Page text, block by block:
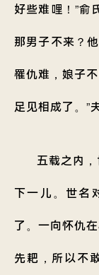
好些难哩！”俞
那男子不来？
罹仇难，娘子
足见相成了。”
五载之内
下一儿。世名
了。一向怀仇
先耙，所以不